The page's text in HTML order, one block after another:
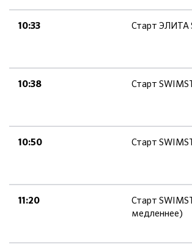
10:33 Старт ЭЛИТА
10:38 Старт
10:50 Старт
11:20
Старт
медленнее)